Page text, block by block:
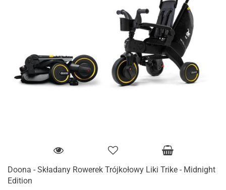
Doona - Składany Rowerek Trójkołowy Liki Trike - Midnight
Edition